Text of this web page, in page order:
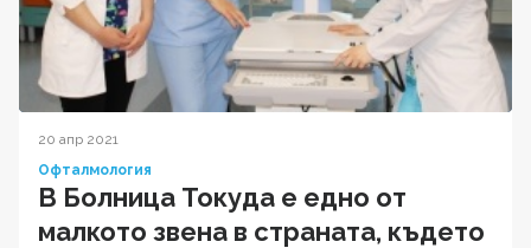
20 апр 2021
Офталмология
В Болница Токуда е едно от
малкото звена в страната, където